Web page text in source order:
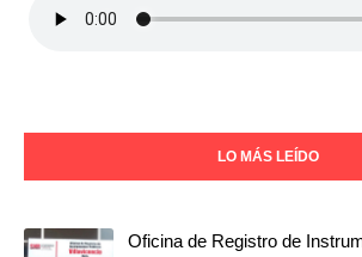
LO MÁS LEÍDO
Oficina de Registro de